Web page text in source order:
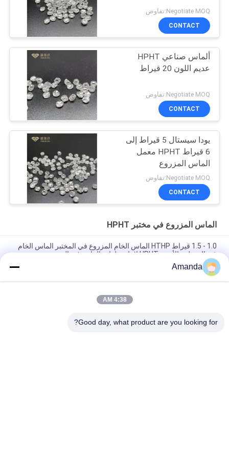
Negotiate MOQ:تفاوض
CONTACT
ألماس صناعي HPHT
عديم اللون 20 قيراط
Negotiate MOQ:تفاوض
CONTACT
يودا سيستال 5 قيراط إلى
6 قيراط HPHT معمل
الماس المزروع
Negotiate MOQ:تفاوض
CONTACT
الماس المزروع في مختبر HPHT
1.0 - 1.5 قيراط HTHP الماس الخام المزروع في المختبر الماس الخام
غير المقطوع الأبيض HPHT لإنتاج حلقات الماس في المختبر
الأبيض الخام غير المقطوع
Amanda
4:38 AM
Good day, what product are you looking for?